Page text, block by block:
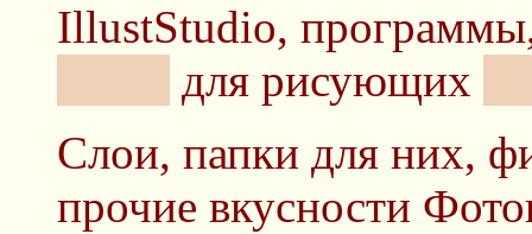
IllustStudio,
для рисующих
Слои, папки для них,
прочие вкусности